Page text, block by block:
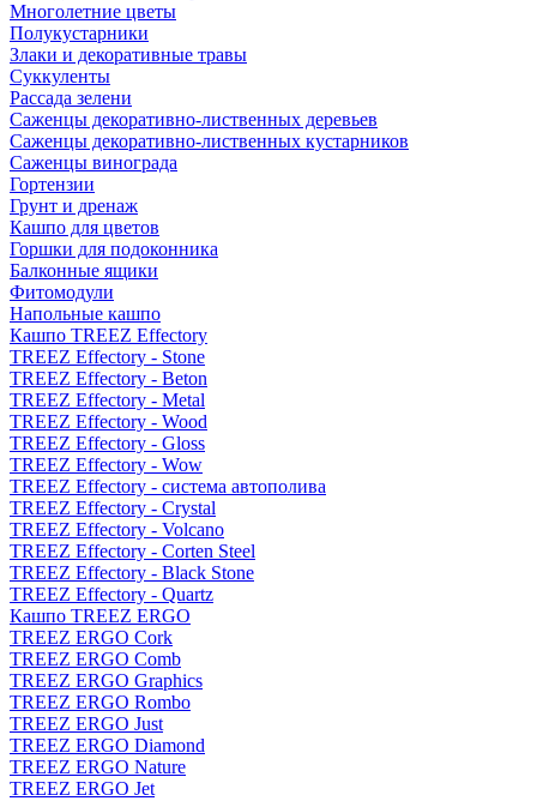
Многолетние цветы
Полукустарники
Злаки и декоративные травы
Суккуленты
Рассада зелени
Саженцы декоративно-лиственных деревьев
Саженцы декоративно-лиственных кустарников
Саженцы винограда
Гортензии
Грунт и дренаж
Кашпо для цветов
Горшки для подоконника
Балконные ящики
Фитомодули
Напольные кашпо
Кашпо TREEZ Effectory
TREEZ Effectory - Stone
TREEZ Effectory - Beton
TREEZ Effectory - Metal
TREEZ Effectory - Wood
TREEZ Effectory - Gloss
TREEZ Effectory - Wow
TREEZ Effectory - система автополива
TREEZ Effectory - Crystal
TREEZ Effectory - Volcano
TREEZ Effectory - Corten Steel
TREEZ Effectory - Black Stone
TREEZ Effectory - Quartz
Кашпо TREEZ ERGO
TREEZ ERGO Cork
TREEZ ERGO Comb
TREEZ ERGO Graphics
TREEZ ERGO Rombo
TREEZ ERGO Just
TREEZ ERGO Diamond
TREEZ ERGO Nature
TREEZ ERGO Jet